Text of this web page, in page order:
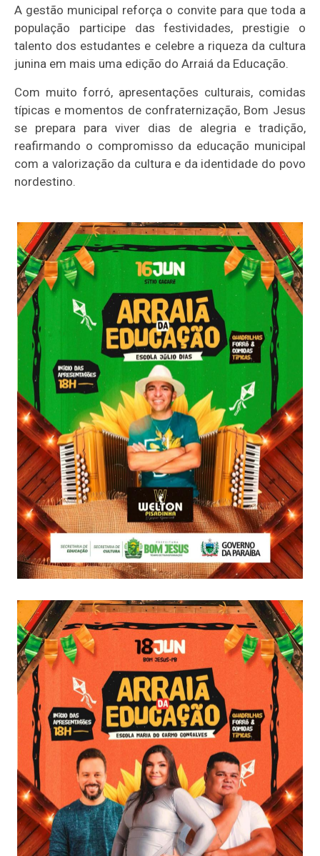
A gestão municipal reforça o convite para que toda a
população participe das festividades, prestigie o
talento dos estudantes e celebre a riqueza da cultura
junina em mais uma edição do Arraiá da Educação.
Com muito forró, apresentações culturais, comidas
típicas e momentos de confraternização, Bom Jesus
se prepara para viver dias de alegria e tradição,
reafirmando o compromisso da educação municipal
com a valorização da cultura e da identidade do povo
nordestino.